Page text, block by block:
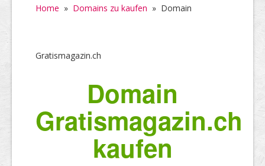
Home » Domains zu kaufen » Domain
Gratismagazin.ch
Domain
Gratismagazin.ch
kaufen